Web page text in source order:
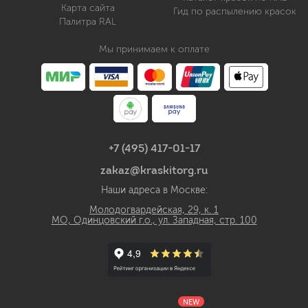
Карта сайта
Палитра RAL
Гид по распылению красок
Мы принимаем к оплате
+7 (495) 417-01-17
zakaz@kraskitorg.ru
Наши адреса в Москве:
Молодогвардейская, 29, к. 1
МО, Одинцовский г.о., ул. Западная, стр. 100
NEW